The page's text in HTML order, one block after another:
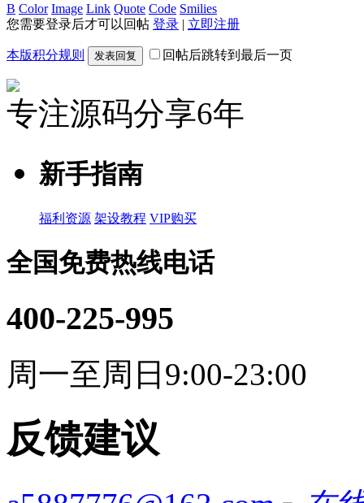
B Color Image Link Quote Code Smilies
您需要登录后才可以回帖 登录 | 立即注册
本版积分规则 发表回复 回帖后跳转到最后一页
专注源码分享6年
新手指南
福利资源 架设教程 VIP购买
全国免费热线电话
400-225-995
周一至周日9:00-23:00
反馈建议